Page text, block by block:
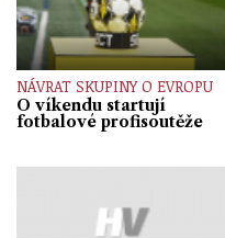
NÁVRAT SKUPINY O EVROPU
O víkendu startují
fotbalové profisoutěže